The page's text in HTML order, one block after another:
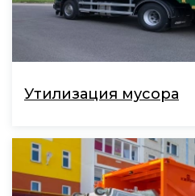
Утилизация мусора